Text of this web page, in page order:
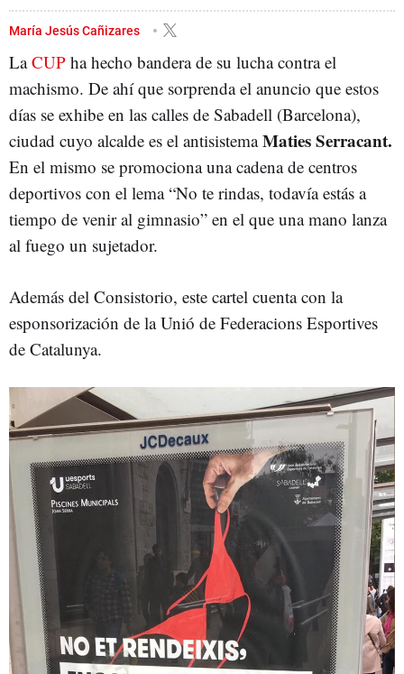
María Jesús Cañizares
LaCUP ha hecho bandera de su lucha contra el
machismo. De ahí que sorprenda el anuncio que estos
días se exhibe en las calles de Sabadell (Barcelona),
ciudad cuyo alcalde es el antisistemaMaties Serracant.
En el mismo se promociona una cadena de centros
deportivos con el lema “No te rindas, todavía estás a
tiempo de venir al gimnasio” en el que una mano lanza
al fuego un sujetador.
Además del Consistorio, este cartel cuenta con la
esponsorización de la Unió de Federacions Esportives
de Catalunya.